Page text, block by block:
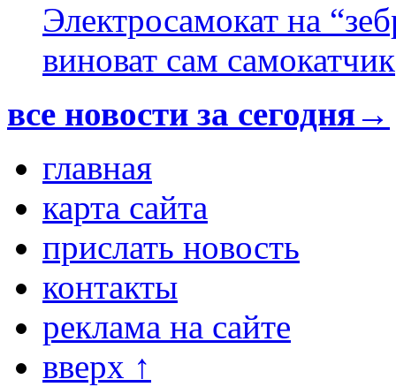
Электросамокат на
виноват сам самокатчик
все новости за сегодня→
главная
карта сайта
прислать новость
контакты
реклама на сайте
вверх ↑